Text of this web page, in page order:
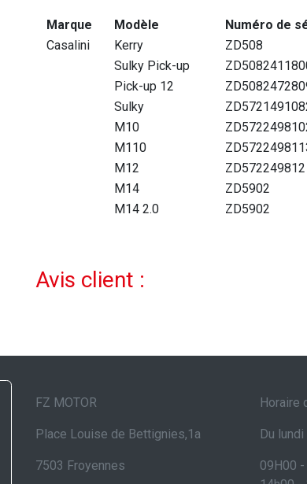
Marque Modèle
Numéro de
Casalini
Kerry
ZD508
Sulky Pick-up
Pick-up 12
Sulky
M10
M110
M12
ZD572249812
M14
ZD5902
M14 2.0
ZD5902
Avis client :
FZ MOTOR
Place Louise de Bettignies,1a
7503 Froyennes
Horaire
Du
09H00